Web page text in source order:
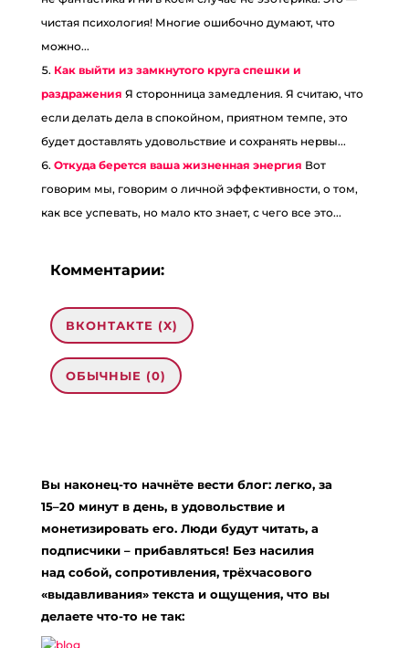
чистая психология! Многие ошибочно думают, что
можно...
Как выйти из замкнутого круга спешки и
раздражения Я сторонница замедления. Я считаю, что
если делать дела в спокойном, приятном темпе, это
будет доставлять удовольствие и сохранять нервы...
Откуда берется ваша жизненная энергия Вот
говорим мы, говорим о личной эффективности, о том,
как все успевать, но мало кто знает, с чего все это...
Комментарии:
ВКОНТАКТЕ (X)
ОБЫЧНЫЕ (0)
Обязательные поля помечены*
Вы наконец-то начнёте вести блог: легко, за
15–20 минут в день, в удовольствие и
монетизировать его. Люди будут читать, а
подписчики – прибавляться! Без насилия
над собой, сопротивления, трёхчасового
«выдавливания» текста и ощущения, что вы
делаете что-то не так: